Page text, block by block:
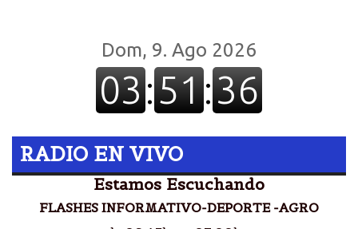
RADIO EN VIVO
Estamos Escuchando
FLASHES INFORMATIVO-DEPORTE -AGRO